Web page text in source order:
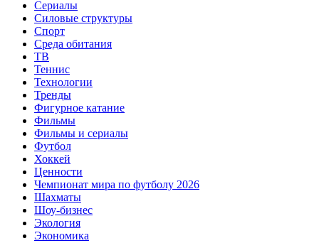
Сериалы
Силовые структуры
Спорт
Среда обитания
ТВ
Теннис
Технологии
Тренды
Фигурное катание
Фильмы
Фильмы и сериалы
Футбол
Хоккей
Ценности
Чемпионат мира по футболу 2026
Шахматы
Шоу-бизнес
Экология
Экономика